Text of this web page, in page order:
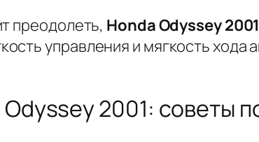
преодолеть, Honda Odyssey 2001
управления и мягкость хода
2001: советы